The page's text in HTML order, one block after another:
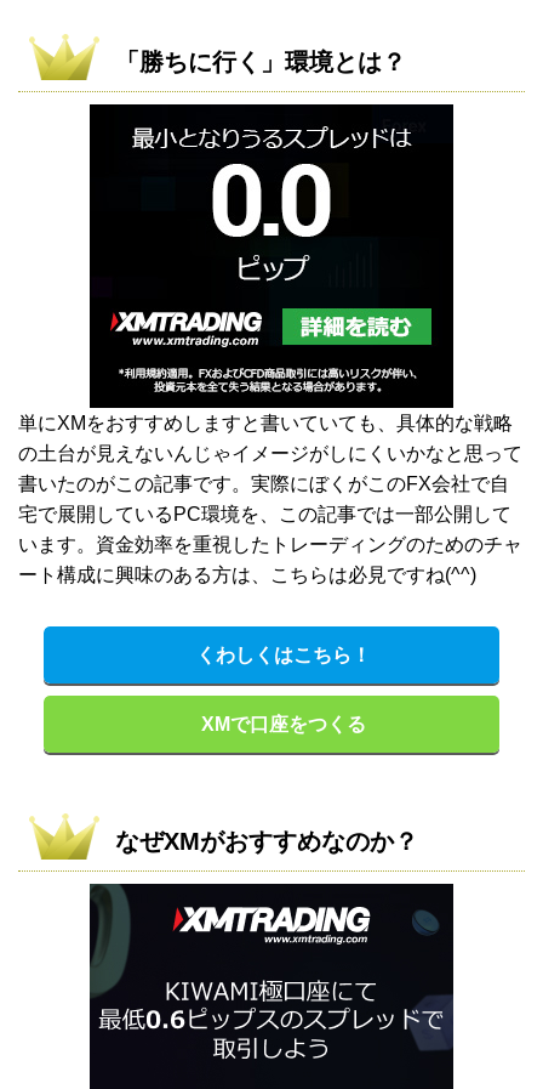
「勝ちに行く」環境とは？
単にXMをおすすめしますと書いていても、具体的な戦略
の土台が見えないんじゃイメージがしにくいかなと思って
書いたのがこの記事です。実際にぼくがこのFX会社で自
宅で展開しているPC環境を、この記事では一部公開して
います。資金効率を重視したトレーディングのためのチャ
ート構成に興味のある方は、こちらは必見ですね(^^)
くわしくはこちら！
XMで口座をつくる
なぜXMがおすすめなのか？